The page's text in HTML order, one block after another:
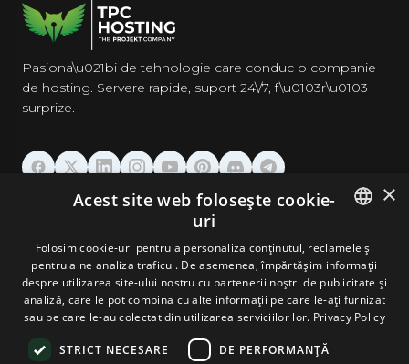
Pasiona\u021bi de tehnologie care conduc o companie
de hosting. Servere rapide, suport 24\/7, f\u0103r\u0103
surprize.
GĂZDUIRE
DOMENII & EMAIL
UNELTE & SECURITATE
COMPANIE
ENGLISH
GERMAN
ROMANIAN
×
Acest site web folosește cookie-
uri
Folosim cookie-uri pentru a personaliza conținutul, reclamele și
pentru a ne analiza traficul. De asemenea, împărtășim informații
despre utilizarea site-ului nostru cu partenerii noștri de publicitate și
analiză, care le pot combina cu alte informații pe care le-ați furnizat
sau pe care le-au colectat din utilizarea serviciilor lor. Privacy Policy
STRICT NECESARE DE PERFORMANȚĂ